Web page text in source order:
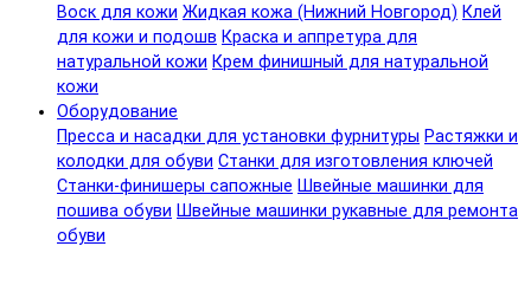
Воск для кожи Жидкая кожа (Нижний Новгород) Клей
для кожи и подошв Краска и аппретура для
натуральной кожи Крем финишный для натуральной
кожи
Оборудование
Пресса и насадки для установки фурнитуры Растяжки и
колодки для обуви Станки для изготовления ключей
Станки-финишеры сапожные Швейные машинки для
пошива обуви Швейные машинки рукавные для ремонта
обуви